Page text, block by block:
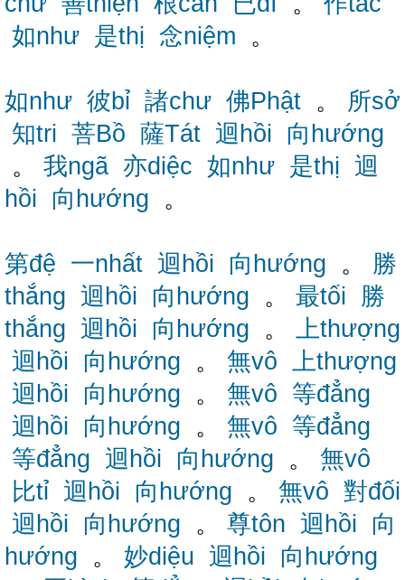
如như 是thị 念niệm 。
如như 彼bỉ 諸chư 佛Phật 。 所sở
知tri 菩Bồ 薩Tát 迴hồi
向hướng
。 我ngã 亦diệc 如như 是thị 迴
hồi
向hướng 。
第đệ 一nhất 迴hồi 向hướng 。 勝
thắng 迴hồi 向hướng 。 最tối
勝
thắng 迴hồi 向hướng 。 上thượng
迴hồi
向hướng 。 無vô 上thượng
迴hồi
向hướng 。 無vô 等đẳng
迴hồi
向hướng 。 無vô 等đẳng
等đẳng 迴hồi 向hướng 。 無vô
比tỉ 迴hồi 向hướng 。 無vô 對đối
迴hồi
向hướng 。 尊tôn 迴hồi
向
hướng 。 妙diệu 迴hồi
向hướng